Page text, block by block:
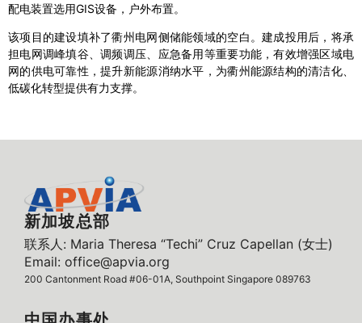
配电装置选用GIS设备，户外布置。
该项目的建设填补了衢州电网侧储能领域的空白。建成投用后，将承
担电网调峰填谷、调频调压、应急备用等重要功能，有效增强区域电
网的供电可靠性，提升新能源消纳水平，为衢州能源结构的清洁化、
低碳化转型提供有力支撑。
新加坡总部
联系人: Maria Theresa “Techi” Cruz Capellan (女士)
Email: office@apvia.org
200 Cantonment Road #06-01A, Southpoint Singapore 089763